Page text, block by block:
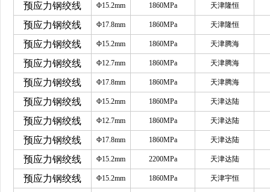
预应力钢绞线 Φ15.2mm 1860MPa 天津隆恒
预应力钢绞线 Φ17.8mm 1860MPa 天津隆恒
预应力钢绞线 Φ15.2mm 1860MPa 天津腾海
预应力钢绞线 Φ12.7mm 1860MPa 天津腾海
预应力钢绞线 Φ17.8mm 1860MPa 天津腾海
预应力钢绞线 Φ15.2mm 1860MPa 天津达陆
预应力钢绞线 Φ12.7mm 1860MPa 天津达陆
预应力钢绞线 Φ17.8mm 1860MPa 天津达陆
预应力钢绞线 Φ15.2mm 2200MPa 天津达陆
预应力钢绞线 Φ15.2mm 1860MPa 天津宇恒